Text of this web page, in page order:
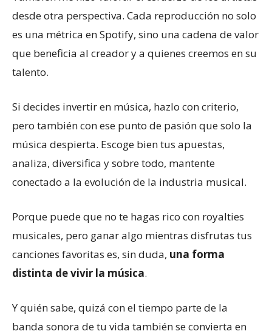
desde otra perspectiva. Cada reproducción no solo
es una métrica en Spotify, sino una cadena de valor
que beneficia al creador y a quienes creemos en su
talento.
Si decides invertir en música, hazlo con criterio,
pero también con ese punto de pasión que solo la
música despierta. Escoge bien tus apuestas,
analiza, diversifica y sobre todo, mantente
conectado a la evolución de la industria musical.
Porque puede que no te hagas rico con royalties
musicales, pero ganar algo mientras disfrutas tus
canciones favoritas es, sin duda, una forma
distinta de vivir la música.
Y quién sabe, quizá con el tiempo parte de la
banda sonora de tu vida también se convierta en